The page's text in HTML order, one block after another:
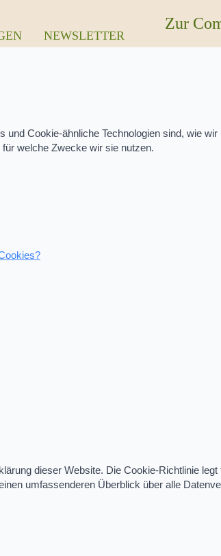
NEWSLETTER
Zur
Cookie-ähnliche Technologien sind, wie
welche Zwecke wir sie nutzen.
dieser Website. Die Cookie-Richtlinie
umfassenderen Überblick über alle